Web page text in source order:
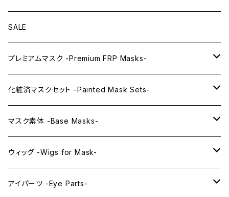
SALE
プレミアムマスク -Premium FRP Masks-
KAWAII PREMIUM Mask & Wig Sets
プレミアムマスク素体-Premium base masks-
プレミアムウィッグ -Premium Wigs-
プレミアムレンズアイ -Premium Lens eye-
化粧済マスクセット -Painted Mask Sets-
KAWAII EX series
KAWAII series
IDOL series
マスク素体 -Base Masks-
アニメマスク -Anime Masks-
ドールマスク -Doll Masks-
ウィッグ -Wigs for Mask-
ロング -Long-
アイパーツ -Eye Parts-